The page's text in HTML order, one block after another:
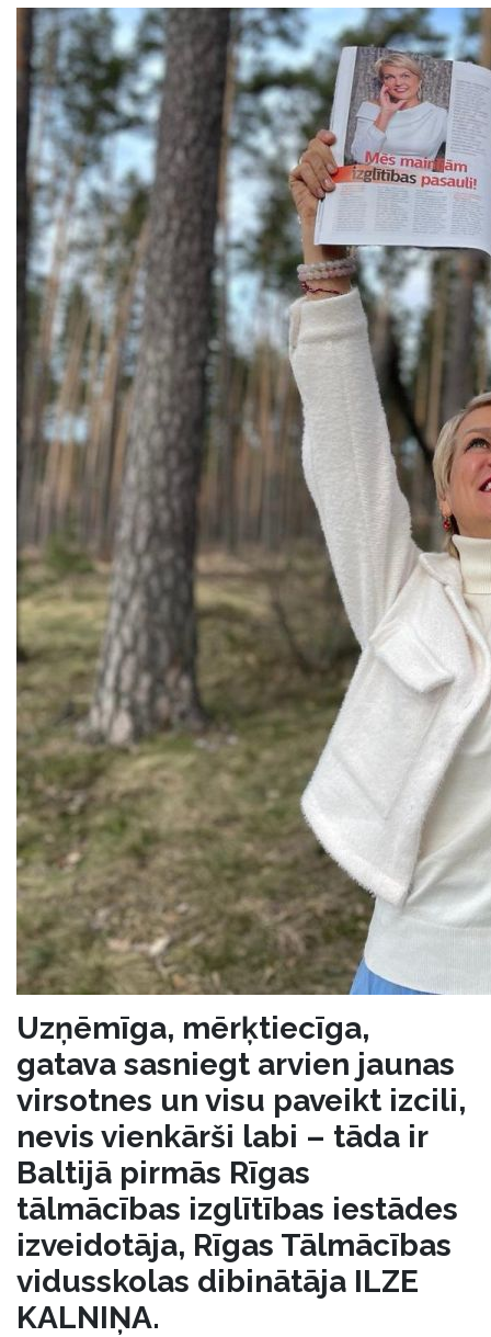
Uzņēmīga, mērķtiecīga,
gatava sasniegt arvien jaunas
virsotnes un visu paveikt izcili,
nevis vienkārši labi – tāda ir
Baltijā pirmās Rīgas
tālmācības izglītības iestādes
izveidotāja, Rīgas Tālmācības
vidusskolas dibinātāja ILZE
KALNIŅA.